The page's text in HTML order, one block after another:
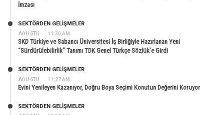
İmzası
AĞU 6TH 11:30 AM
SEKTÖRDEN GELIŞMELER
SKD Türkiye ve Sabancı Üniversitesi İş Birliğiyle Hazırlanan Yeni
“Sürdürülebilirlik” Tanımı TDK Genel Türkçe Sözlük’e Girdi
AĞU 6TH 11:27 AM
SEKTÖRDEN GELIŞMELER
Evini Yenileyen Kazanıyor, Doğru Boya Seçimi Konutun Değerini Koruyor
SEKTÖRDEN GELIŞMELER